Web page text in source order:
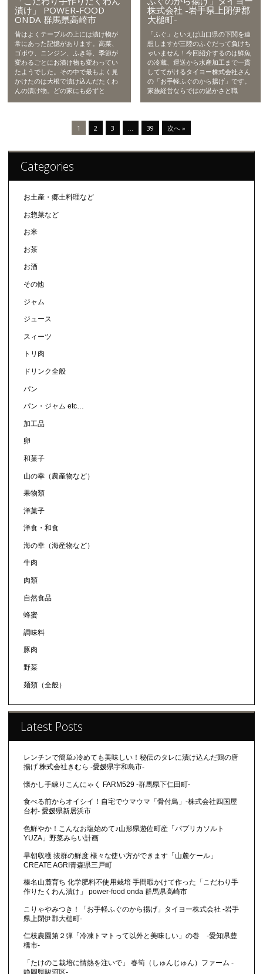
漬け」 POWER-FOOD
ONDA 群馬県高崎市
昔はよくテーブルの上には漬け物が
常にあった記憶があります。高菜、
ゴボウ、ニンジン、ふき等、季節が
変わるごとにお漬け物も変わってい
たようでした。その中で最もよく見
かけたのは大根で漬け込んだたくわ
んの漬け物。どの家にも必ずと
株式会社 -岩手県上閉伊郡
大槌町-
「ふぐ」といえば山口県の下関を連
想しますが三陸のふぐだって負けち
ゃいません！今回紹介するのは鮮魚
の冷蔵、運送から水産加工まで一貫
しててがけるタイヨー株式会社さん
の「お手軽ふぐのから揚げ」です。
家族経営ならではの温かさと職
1 2 3 39 次へ »
Categories
お土産・郷土料理など
お惣菜など
お米
お茶
お酒
その他
ジャム
ジュース
スィーツ
トリ肉
ドリンク全般
パン
パン・ジャム etc…
加工品
卵
和菓子
山の幸（農産物など）
果物類
洋菓子
洋食・和食
海の幸（海産物など）
牛肉
肉類
自然食品
蜂蜜
調味料
豚肉
野菜
麺類（全般）
Latest Posts
レンチンで簡単♪冷めても美味しい！秘伝のタレに漬け込んだ鶏の唐
揚げ 株式会社きむら -愛媛県宇和島市-
懐かし手練りこんにゃく FARM529 -群馬県下仁田町-
食べる前からオイシイ！自宅でウマウマ「骨付鳥」-株式会社四国屋
台村- 愛媛県新居浜市
色鮮やか！こんなお塩始めて♪山形県遊佐町産「パプリカソルト
YUZA」野菜みらい計画
早朝収穫 抜群の鮮度 様々な使い方ができます「山麓ケール」
CREATE AGRI青森県三戸町
榛名山麓育ち 化学肥料不使用栽培 手間暇かけて作った「こだわり手
作りたくわん漬け」 power-food onda 群馬県高崎市
こりゃやみつき！「お手軽ふぐのから揚げ」タイヨー株式会社 -岩手
県上閉伊郡大槌町-
仁枝農園第２弾「冷凍トマトって以外と美味しい」の巻 -愛知県豊
橋市-
「たけのこ栽培に情熱を注いで」 春筍（しゅんじゅん）ファーム -
静岡県駿河区-